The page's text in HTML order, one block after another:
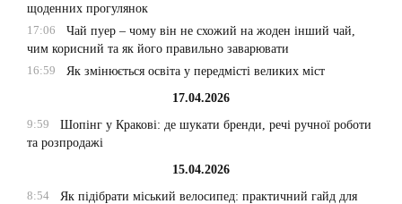
щоденних прогулянок
17:06
Чай пуер – чому він не схожий на жоден інший чай,
чим корисний та як його правильно заварювати
16:59
Як змінюється освіта у передмісті великих міст
17.04.2026
9:59
Шопінг у Кракові: де шукати бренди, речі ручної роботи
та розпродажі
15.04.2026
8:54
Як підібрати міський велосипед: практичний гайд для